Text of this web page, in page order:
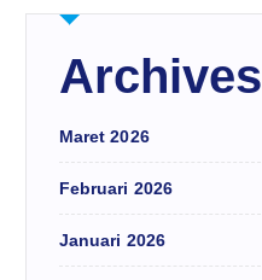
Archives
Maret 2026
Februari 2026
Januari 2026